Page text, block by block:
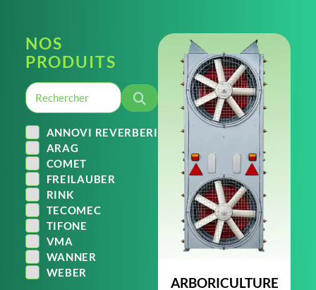
NOS
PRODUITS
ANNOVI REVERBERI
ARAG
COMET
FREILAUBER
RINK
TECOMEC
TIFONE
VMA
WANNER
WEBER
ARBORICULTURE